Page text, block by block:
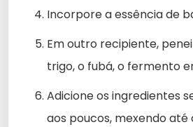
Incorpore a essência de
Em outro recipiente,
trigo, o fubá, o fermento
Adicione os ingredientes
aos poucos, mexendo